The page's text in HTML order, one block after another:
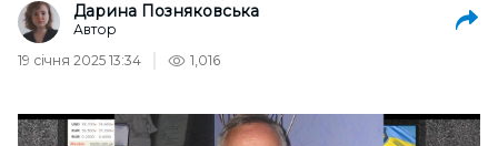
Дарина Позняковська
Автор
19 січня 2025 13:34
1,016